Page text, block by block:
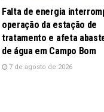
Falta de energia
operação da estação de
tratamento e afeta
de água em Campo Bom
7 de agosto de 2026